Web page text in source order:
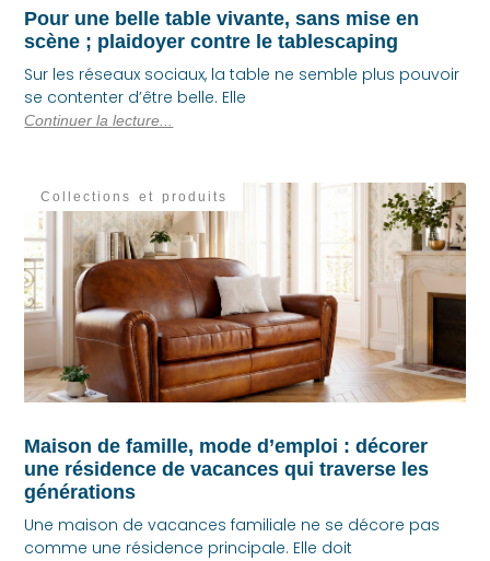
Pour une belle table vivante, sans mise en
scène ; plaidoyer contre le tablescaping
Sur les réseaux sociaux, la table ne semble plus pouvoir
se contenter d’être belle. Elle
Continuer la lecture...
Collections et produits
Maison de famille, mode d’emploi : décorer
une résidence de vacances qui traverse les
générations
Une maison de vacances familiale ne se décore pas
comme une résidence principale. Elle doit